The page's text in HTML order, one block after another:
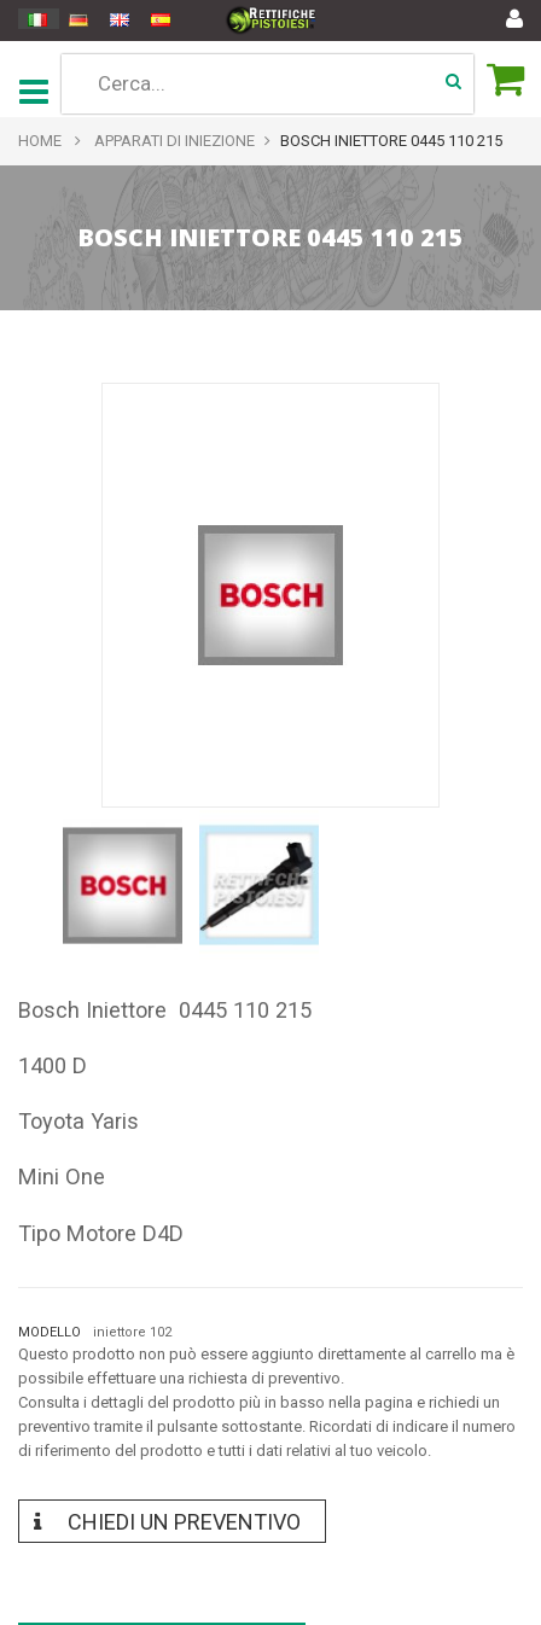
HOME APPARATI DI INIEZIONE BOSCH INIETTORE 0445 110 215
BOSCH INIETTORE 0445 110 215
Bosch Iniettore 0445 110 215
1400 D
Toyota Yaris
Mini One
Tipo Motore D4D
MODELLO iniettore 102
Questo prodotto non può essere aggiunto direttamente al carrello ma è
possibile effettuare una richiesta di preventivo.
Consulta i dettagli del prodotto più in basso nella pagina e richiedi un
preventivo tramite il pulsante sottostante. Ricordati di indicare il numero
di riferimento del prodotto e tutti i dati relativi al tuo veicolo.
CHIEDI UN PREVENTIVO